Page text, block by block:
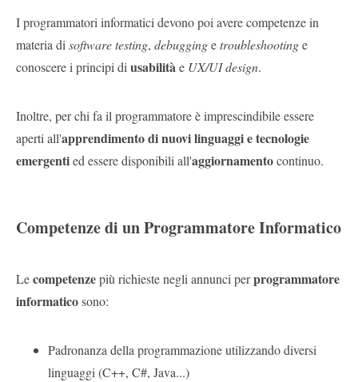
I programmatori informatici devono poi avere competenze in
materia di software testing, debuggingetroubleshootinge
conoscere i principi di usabilità e UX/UI design.
Inoltre, per chi fa il programmatore è imprescindibile essere
aperti all'apprendimento di nuovi linguaggi e tecnologie
emergentied essere disponibili all'aggiornamentocontinuo.
Competenze di un Programmatore Informatico
Lecompetenzepiù richieste negli annunci perprogrammatore
informaticosono:
Padronanza della programmazione utilizzando diversi
linguaggi (C++, C#, Java...)